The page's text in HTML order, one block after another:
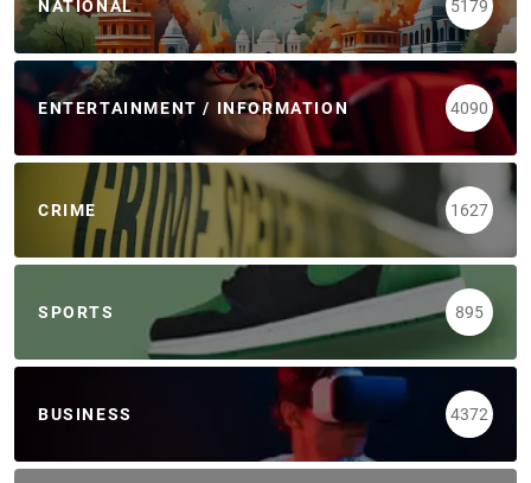
NATIONAL 5179
ENTERTAINMENT / INFORMATION 4090
CRIME 1627
SPORTS 895
BUSINESS 4372